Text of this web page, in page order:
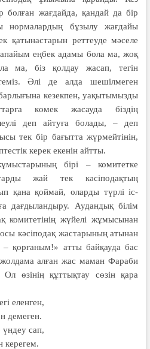
болған жағдайда, қандай да бір
нормалардың бұзылу жағдайы
қатынаста­рын реттеуде мәселе
еңбек адамы бола ма, жоқ
ма, біз қолдау жасап, тегін
Әлі де алда шешілмеген
кезекпен, уақытымызды
көмек жасауда біздің
деп айтуға болады, – деп
тек бір бағытта жүрмейтінін,
керек екенін айтты.
бірі – комитетке
жай тек кәсіподақ­тың
қана қоймай, оларды түрлі іс-
дағдыландыру. Аудандық білім
коми­тетінің жүйелі жұ­мы­сынан
кәсіподақ жастарының атынан
қорғаным!» атты байқауда бас
жолдама алған жас маман Фараби
Ол өзінің құт­тықтау сөзін қара
еленген,
демеген.
үндеу сап,
керегем.